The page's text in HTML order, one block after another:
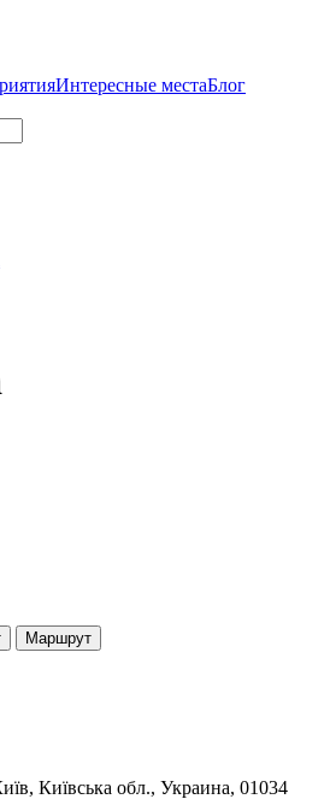
Интересные местаБлог
Маршрут
Київська обл., Украина, 01034